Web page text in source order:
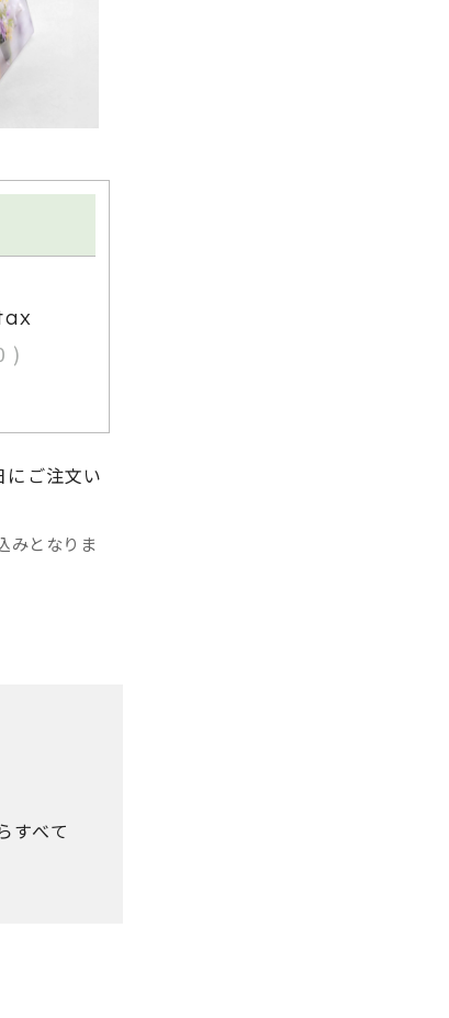
)
にご注文い
みとなりま
すべて